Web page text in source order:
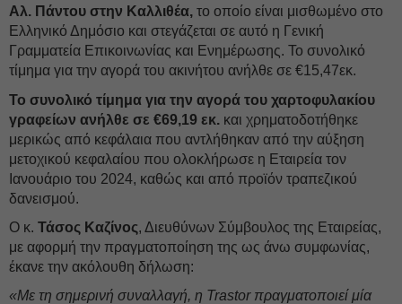
Αλ. Πάντου στην Καλλιθέα, το οποίο είναι μισθωμένο στο
Ελληνικό Δημόσιο και στεγάζεται σε αυτό η Γενική
Γραμματεία Επικοινωνίας και Ενημέρωσης. Το συνολικό
τίμημα για την αγορά του ακινήτου ανήλθε σε €15,47εκ.
Το συνολικό τίμημα για την αγορά του χαρτοφυλακίου
γραφείων ανήλθε σε €69,19 εκ. και χρηματοδοτήθηκε
μερικώς από κεφάλαια που αντλήθηκαν από την αύξηση
μετοχικού κεφαλαίου που ολοκλήρωσε η Εταιρεία τον
Ιανουάριο του 2024, καθώς και από προϊόν τραπεζικού
δανεισμού.
O κ. Τάσος Καζίνος, Διευθύνων Σύμβουλος της Εταιρείας,
με αφορμή την πραγματοποίηση της ως άνω συμφωνίας,
έκανε την ακόλουθη δήλωση:
«Με τη σημερινή συναλλαγή, η Trastor πραγματοποιεί μία